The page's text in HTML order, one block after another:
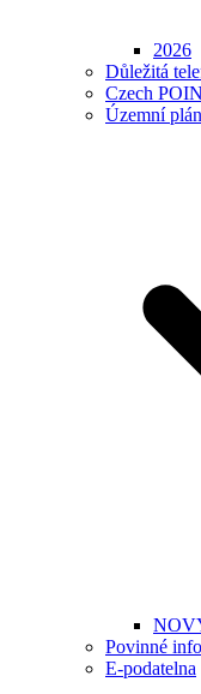
2026
Důležitá
Czech
Územní plán
Povinné
E-podatelna